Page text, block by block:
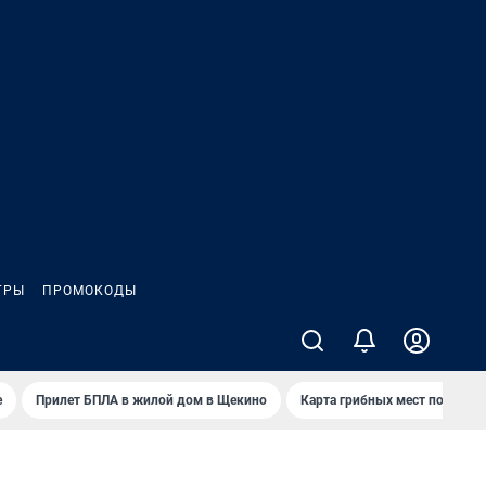
ПРОМОКОДЫ
Прилет БПЛА в жилой дом в Щекино Карта грибных мест под